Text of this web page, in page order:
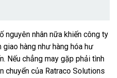
nguyên nhân nữa khiến công ty
hàng như hàng hóa hư
Nếu chẳng may gặp phải tình
chuyển của Ratraco Solutions